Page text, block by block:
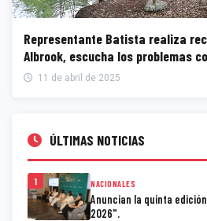
Representante Batista realiza
Albrook, escucha los problemas
11 de abril de 2025
ÚLTIMAS NOTICIAS
1 NACIONALES
Anuncian la quinta
2026".